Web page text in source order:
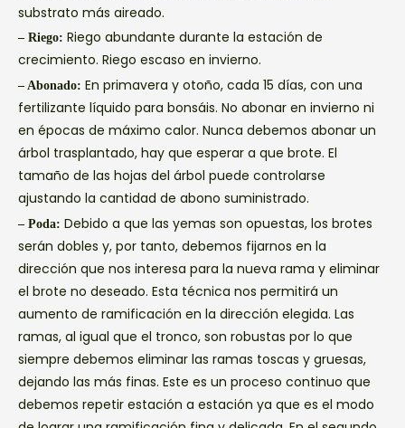
substrato más aireado.
– Riego: Riego abundante durante la estación de
crecimiento. Riego escaso en invierno.
– Abonado: En primavera y otoño, cada 15 días, con una
fertilizante líquido para bonsáis. No abonar en invierno ni
en épocas de máximo calor. Nunca debemos abonar un
árbol trasplantado, hay que esperar a que brote. El
tamaño de las hojas del árbol puede controlarse
ajustando la cantidad de abono suministrado.
– Poda: Debido a que las yemas son opuestas, los brotes
serán dobles y, por tanto, debemos fijarnos en la
dirección que nos interesa para la nueva rama y eliminar
el brote no deseado. Esta técnica nos permitirá un
aumento de ramificación en la dirección elegida. Las
ramas, al igual que el tronco, son robustas por lo que
siempre debemos eliminar las ramas toscas y gruesas,
dejando las más finas. Este es un proceso continuo que
debemos repetir estación a estación ya que es el modo